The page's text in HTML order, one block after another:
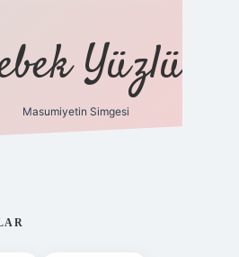
Yüzlü
Masumiyetin Simgesi